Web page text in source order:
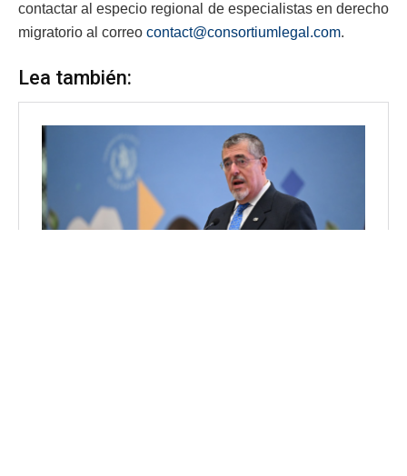
contactar al especio regional de especialistas en derecho
migratorio al correo contact@consortiumlegal.com.
Lea también: